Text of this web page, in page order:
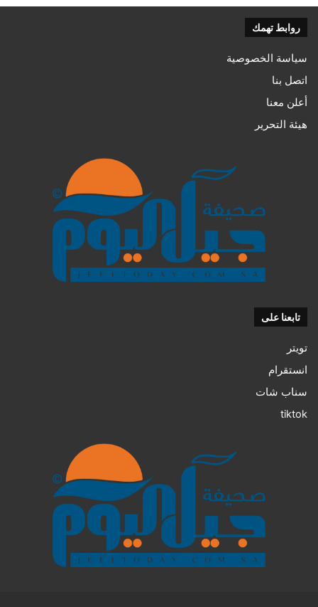
روابط تهمك
سياسة الخصوصية
اتصل بنا
أعلن معنا
هيئة التحرير
تابعنا على
تويتر
انستقرام
سناب شات
tiktok